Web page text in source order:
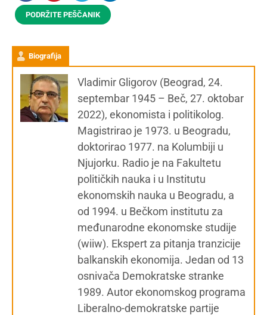
PODRŽITE PEŠČANIK
Biografija
Vladimir Gligorov (Beograd, 24.
septembar 1945 – Beč, 27. oktobar
2022), ekonomista i politikolog.
Magistrirao je 1973. u Beogradu,
doktorirao 1977. na Kolumbiji u
Njujorku. Radio je na Fakultetu
političkih nauka i u Institutu
ekonomskih nauka u Beogradu, a
od 1994. u Bečkom institutu za
međunarodne ekonomske studije
(wiiw). Ekspert za pitanja tranzicije
balkanskih ekonomija. Jedan od 13
osnivača Demokratske stranke
1989. Autor ekonomskog programa
Liberalno-demokratske partije